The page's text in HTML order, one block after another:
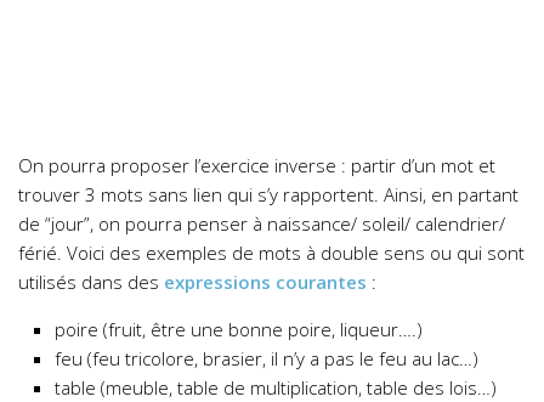
On pourra proposer l’exercice inverse : partir d’un mot et
trouver 3 mots sans lien qui s’y rapportent. Ainsi, en partant
de “jour”, on pourra penser à naissance/ soleil/ calendrier/
férié. Voici des exemples de mots à double sens ou qui sont
utilisés dans des expressions courantes :
poire (fruit, être une bonne poire, liqueur….)
feu (feu tricolore, brasier, il n’y a pas le feu au lac…)
table (meuble, table de multiplication, table des lois…)